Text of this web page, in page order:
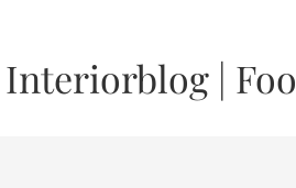
Interiorblog |